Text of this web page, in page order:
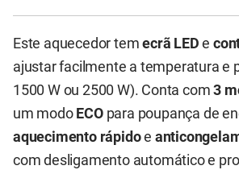
Este aquecedor temecrã LED e
ajustar facilmente a temperatura e
1500 W ou 2500 W). Conta com3
um modo ECOpara poupança de
aquecimento rápidoe
com desligamento automático e